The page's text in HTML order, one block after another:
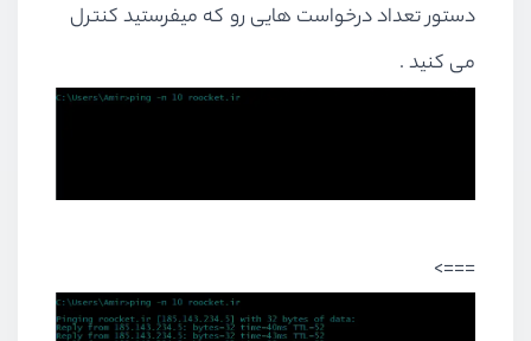
دستور تعداد درخواست هایی رو که میفرستید کنترل
می کنید .
===>